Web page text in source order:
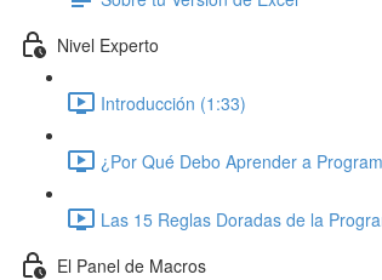
Nivel Experto
Introducción (1:33)
¿Por Qué Debo Aprender a
Las 15 Reglas Doradas de la
El Panel de Macros